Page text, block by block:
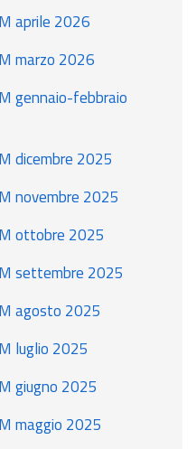
aprile 2026
marzo 2026
gennaio-febbraio
dicembre 2025
novembre 2025
ottobre 2025
settembre 2025
agosto 2025
luglio 2025
giugno 2025
maggio 2025